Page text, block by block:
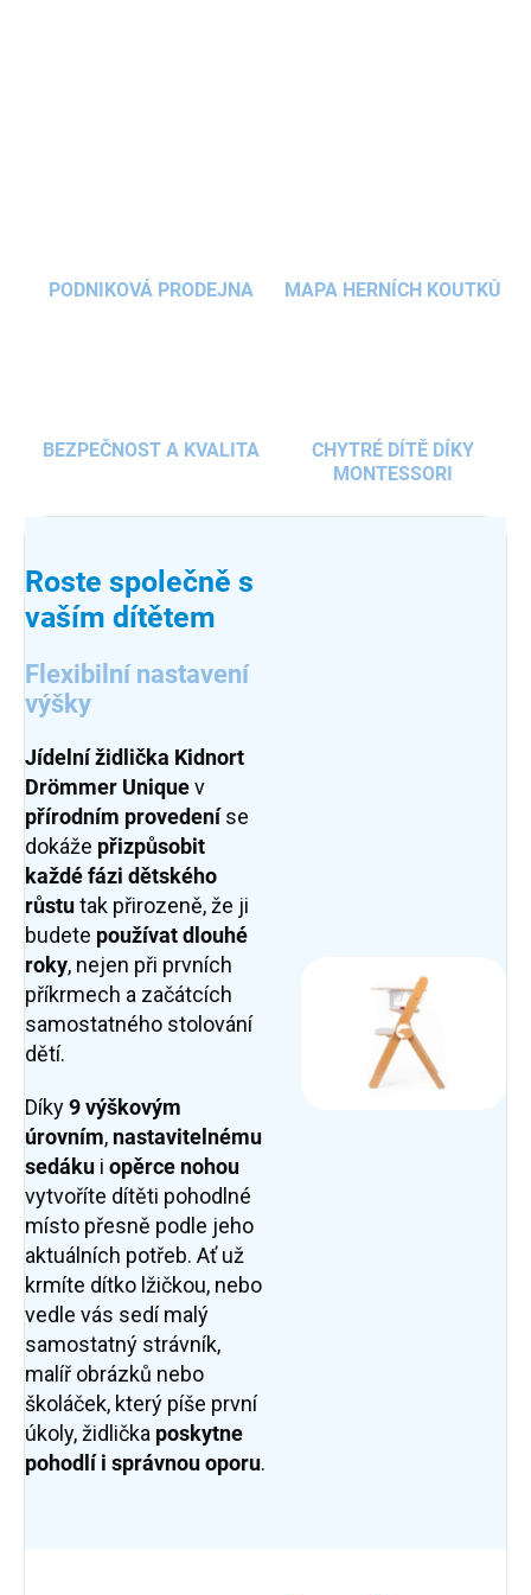
PODNIKOVÁ PRODEJNA MAPA HERNÍCH KOUTKŮ
BEZPEČNOST A KVALITA
CHYTRÉ DÍTĚ DÍKY
MONTESSORI
Roste společně s
vaším dítětem
Flexibilní nastavení
výšky
Jídelní židlička Kidnort
Drömmer Uniquev
přírodním provedeníse
dokáže přizpůsobit
každé fázi dětského
růstutak přirozeně, že ji
budete používat dlouhé
roky, nejen při prvních
příkrmech a začátcích
samostatného stolování
dětí.
Díky9 výškovým
úrovním, nastavitelnému
sedáku i opěrce nohou
vytvoříte dítěti pohodlné
místo přesně podle jeho
aktuálních potřeb. Ať už
krmíte dítko lžičkou, nebo
vedle vás sedí malý
samostatný strávník,
malíř obrázků nebo
školáček, který píše první
úkoly, židlička poskytne
pohodlí i správnou oporu.